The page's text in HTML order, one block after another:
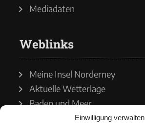
Einwilligung verwalten
Mediadaten
Weblinks
Meine Insel Norderney
Aktuelle Wetterlage
Baden und Meer